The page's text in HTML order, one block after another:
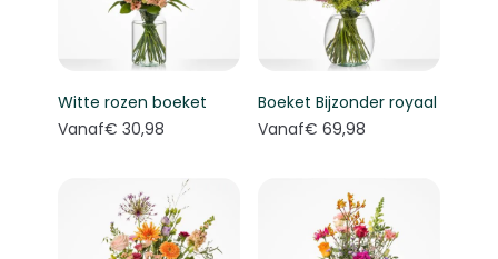
Witte rozen boeket
Vanaf€ 30,98
Boeket Bijzonder royaal
Vanaf€ 69,98